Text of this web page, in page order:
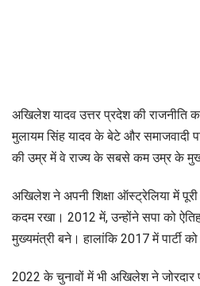
अखिलेश यादव उत्तर प्रदेश की राजनीति
मुलायम सिंह यादव के बेटे और समाजवादी
की उम्र में वे राज्य के सबसे कम उम्र के
अखिलेश ने अपनी शिक्षा ऑस्ट्रेलिया में
कदम रखा। 2012 में, उन्होंने सपा को
मुख्यमंत्री बने। हालांकि 2017 में पार्टी
2022 के चुनावों में भी अखिलेश ने जोरदार